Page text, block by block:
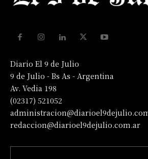
Diario El 9 de Julio
9 de Julio - Bs As - Argentina
Av. Vedia 198
(02317) 521052
redaccion@diarioel9dejulio.com.ar